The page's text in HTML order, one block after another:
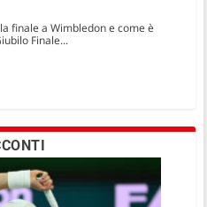
finale a Wimbledon e come è
Finale...